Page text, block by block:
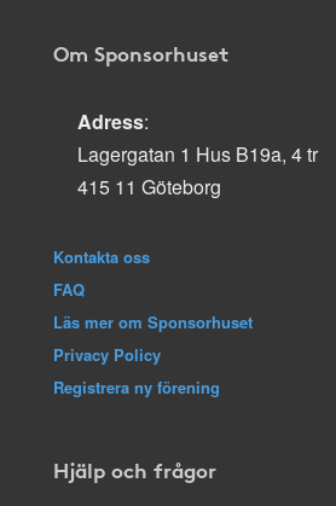
Om Sponsorhuset
Adress:
Lagergatan 1 Hus B19a, 4 tr
415 11 Göteborg
Kontakta oss
FAQ
Läs mer om Sponsorhuset
Privacy Policy
Registrera ny förening
Hjälp och frågor